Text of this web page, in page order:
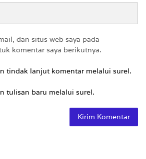
dan situs web saya pada
komentar saya berikutnya.
tindak lanjut komentar melalui surel.
tulisan baru melalui surel.